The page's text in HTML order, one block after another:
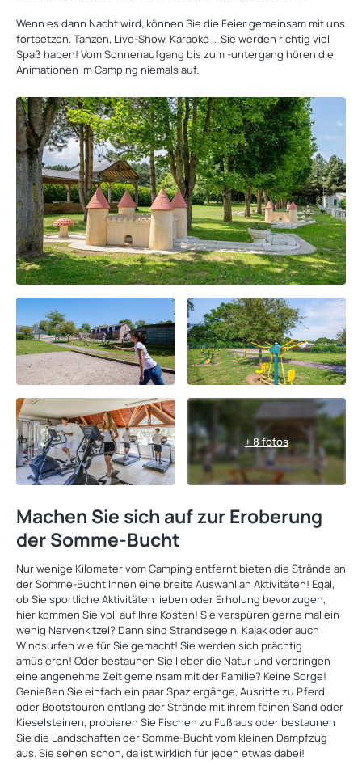
Wenn es dann Nacht wird, können Sie die Feier gemeinsam mit uns
fortsetzen. Tanzen, Live-Show, Karaoke … Sie werden richtig viel
Spaß haben! Vom Sonnenaufgang bis zum -untergang hören die
Animationen im Camping niemals auf.
+ 8 fotos
Machen Sie sich auf zur Eroberung
der Somme-Bucht
Nur wenige Kilometer vom Camping entfernt bieten die Strände an
der Somme-Bucht Ihnen eine breite Auswahl an Aktivitäten! Egal,
ob Sie sportliche Aktivitäten lieben oder Erholung bevorzugen,
hier kommen Sie voll auf Ihre Kosten! Sie verspüren gerne mal ein
wenig Nervenkitzel? Dann sind Strandsegeln, Kajak oder auch
Windsurfen wie für Sie gemacht! Sie werden sich prächtig
amüsieren! Oder bestaunen Sie lieber die Natur und verbringen
eine angenehme Zeit gemeinsam mit der Familie? Keine Sorge!
Genießen Sie einfach ein paar Spaziergänge, Ausritte zu Pferd
oder Bootstouren entlang der Strände mit ihrem feinen Sand oder
Kieselsteinen, probieren Sie Fischen zu Fuß aus oder bestaunen
Sie die Landschaften der Somme-Bucht vom kleinen Dampfzug
aus. Sie sehen schon, da ist wirklich für jeden etwas dabei!